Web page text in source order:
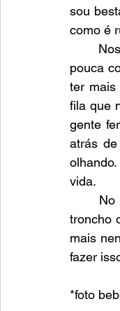
sou
como é
pouca
ter mais
fila que
gente
atrás
vida.
troncho
mais
fazer
*foto